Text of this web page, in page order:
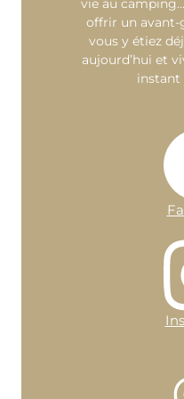
vie au
offrir un avant-
vous y étiez
aujourd’hui et
instant